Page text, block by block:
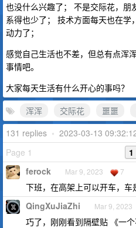
也没什么兴趣了； 不是交际花，
系得也少了； 技术方面每天也在
动力了；
感觉自己生活也不差，但总有点浑
事情吧。
大家每天生活有什么开心的事吗？
浑浑
交际花 噩噩
131 replies • 2023-03-13
Page 1
1
ferock Mar 9, 2023 7
下班，在高架上可以开车，车
QingXuJiaZhi Mar 9, 2023
巧了，刚刚看到隔壁贴 《一